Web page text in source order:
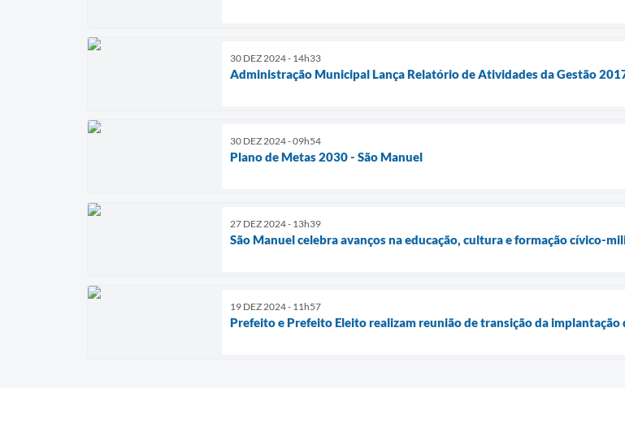
30 DEZ 2024 - 14h33
Administração Municipal Lança Relatório de Atividades da Gestão
30 DEZ 2024 - 09h54
Plano de Metas 2030 - São Manuel
27 DEZ 2024 - 13h39
São Manuel celebra avanços na educação, cultura e formação cívico-
19 DEZ 2024 - 11h57
Prefeito e Prefeito Eleito realizam reunião de transição da